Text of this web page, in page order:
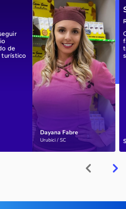
Dayana Fabre
Urubici / SC
de
turístico